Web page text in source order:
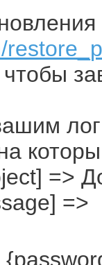
=>
=>